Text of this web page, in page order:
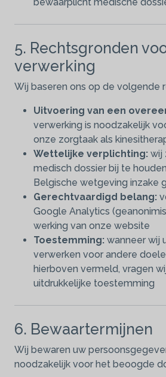
5. Rechtsgronden
verwerking
Wij baseren ons op de volgende
Uitvoering van een
verwerking is noodzakelijk
onze zorgtaak als
Wettelijke verplichting: wij
medisch dossier bij te
Belgische wetgeving inzake
Gerechtvaardigd belang:
Google Analytics
werking van onze website
Toestemming: wanneer wij
verwerken voor andere
hierboven vermeld, vragen
uitdrukkelijke toestemming
6. Bewaartermijnen
Wij bewaren uw
noodzakelijk voor het beoogde